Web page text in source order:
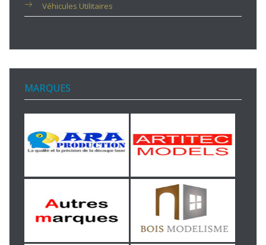
Véhicules Utilitaires
MARQUES